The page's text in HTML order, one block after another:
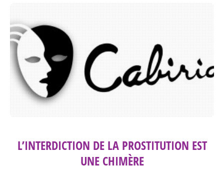
L’INTERDICTION DE LA PROSTITUTION EST
UNE CHIMÈRE